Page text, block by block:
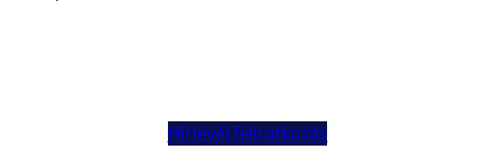
Hírlevél feliratkozás